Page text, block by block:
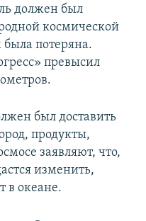
должен был
космической
была потеряна.
превысил
был доставить
продукты,
заявляют, что,
изменить,
в океане.